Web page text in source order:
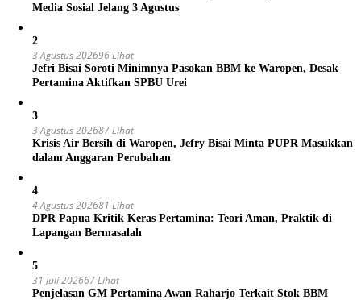
Media Sosial Jelang 3 Agustus
2
3 Agustus 202696 Lihat
Jefri Bisai Soroti Minimnya Pasokan BBM ke Waropen, Desak
Pertamina Aktifkan SPBU Urei
3
3 Agustus 202687 Lihat
Krisis Air Bersih di Waropen, Jefry Bisai Minta PUPR Masukkan
dalam Anggaran Perubahan
4
4 Agustus 202681 Lihat
DPR Papua Kritik Keras Pertamina: Teori Aman, Praktik di
Lapangan Bermasalah
5
31 Juli 202667 Lihat
Penjelasan GM Pertamina Awan Raharjo Terkait Stok BBM